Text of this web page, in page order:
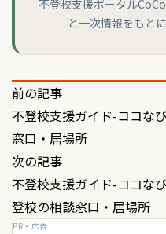
不登校支援ポータル
と一次情報をもと
投
稿
ナ
ビ
ゲ
前の記事
不登校支援ガイド-ココな
窓口・居場所
次の記事
不登校支援ガイド-ココな
登校の相談窓口・居場所
PR・広告